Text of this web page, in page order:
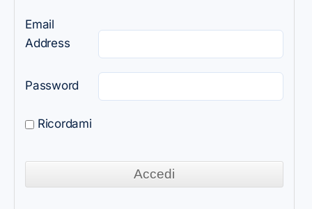
Email
Address
Password
Ricordami